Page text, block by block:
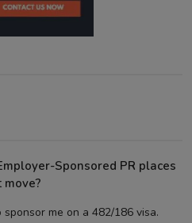
Sponsored PR places
me on a 482/186 visa.